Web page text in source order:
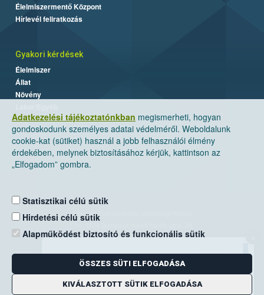
Adatkezelési tájékoztatónkban megismerheti, hogyan
gondoskodunk személyes adatai védelméről. Weboldalunk
cookie-kat (sütiket) használ a jobb felhasználói élmény
érdekében, melynek biztosításához kérjük, kattintson az
„Elfogadom” gombra.
Statisztikai célú sütik
Hirdetési célú sütik
Alapműködést biztosító és funkcionális sütik
ÖSSZES SÜTI ELFOGADÁSA
KIVÁLASZTOTT SÜTIK ELFOGADÁSA
Élelmiszermentő Központ
Hírlevél feliratkozás
Gyakori kérdések
Élelmiszer
Állat
Növény
Nemzeti Élelmiszerlánc-biztonsági Hivatal
Levelezési cím: 1525 Budapest. Pf. 30.
E-mail:ugyfelszolgalat@nebih.gov.hu
Zöld szám: 06-80/263-244
Telefon: 06-1/ 336-9000